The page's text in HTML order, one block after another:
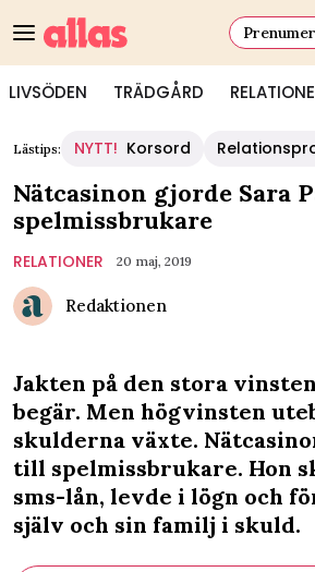
LIVSÖDEN TRÄDGÅRD
Lästips: NYTT! Korsord
Nätcasinon gjorde Sara
spelmissbrukare
RELATIONER 20 maj, 2019
Redaktionen
Jakten på den stora
begär. Men högvinsten
skulderna växte.
till spelmissbrukare. Hon
sms-lån, levde i lögn och
själv och sin familj i skuld.